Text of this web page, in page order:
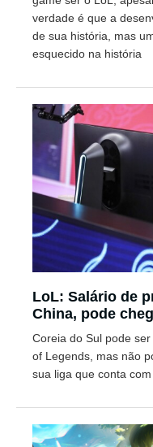
verdade é que a
de sua história, mas
esquecido na história
LoL: Salário de
China, pode
Coreia do Sul pode
of Legends, mas não
sua liga que conta